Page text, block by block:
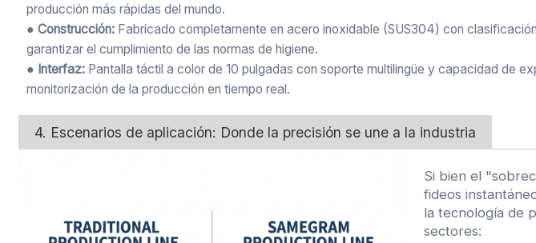
producción más rápidas del mundo.
● Construcción: Fabricado completamente en acero inoxidable (SUS304) con
garantizar el cumplimiento de las normas de higiene.
● Interfaz: Pantalla táctil a color de 10 pulgadas con soporte multilingüe y capacidad de
monitorización de la producción en tiempo real.
4. Escenarios de aplicación: Donde la precisión se une a la industria
Si bien el
fideos
la tecnología de
sectores: